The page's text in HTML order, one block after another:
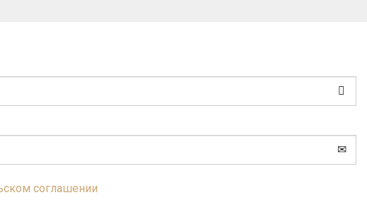
соглашении